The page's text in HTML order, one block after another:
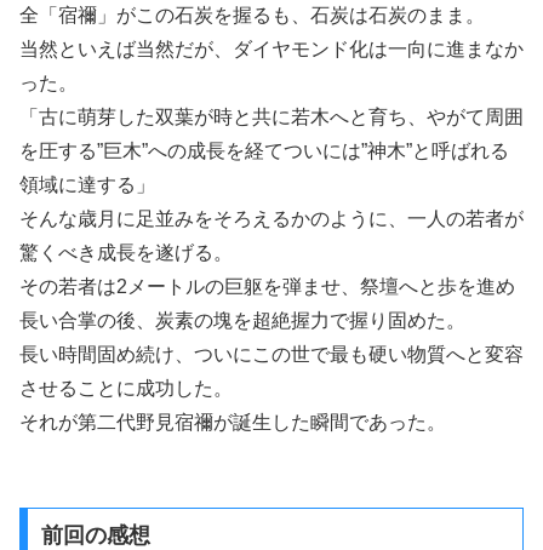
全「宿禰」がこの石炭を握るも、石炭は石炭のまま。
当然といえば当然だが、ダイヤモンド化は一向に進まなか
った。
「古に萌芽した双葉が時と共に若木へと育ち、やがて周囲
を圧する”巨木”への成長を経てついには”神木”と呼ばれる
領域に達する」
そんな歳月に足並みをそろえるかのように、一人の若者が
驚くべき成長を遂げる。
その若者は2メートルの巨躯を弾ませ、祭壇へと歩を進め
長い合掌の後、炭素の塊を超絶握力で握り固めた。
長い時間固め続け、ついにこの世で最も硬い物質へと変容
させることに成功した。
それが第二代野見宿禰が誕生した瞬間であった。
前回の感想